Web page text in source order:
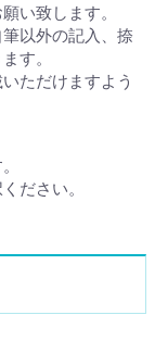
い致します。
以外の記入、捺
す。
ただけますよう
ださい。